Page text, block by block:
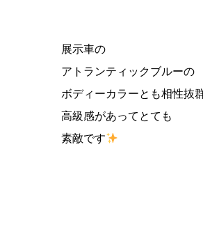
展示車の
アトランティックブルーの
ボディーカラーとも相性抜
高級感があってとても
素敵です